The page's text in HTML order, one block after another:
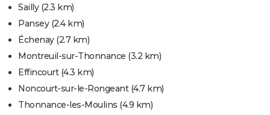
Sailly(2.3 km)
Pansey(2.4 km)
Échenay(2.7 km)
Montreuil-sur-Thonnance (3.2 km)
Effincourt(4.3 km)
Noncourt-sur-le-Rongeant(4.7 km)
Thonnance-les-Moulins (4.9 km)